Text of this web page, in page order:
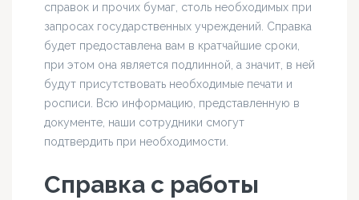
справок и прочих бумаг, столь необходимых при
запросах государственных учреждений. Справка
будет предоставлена вам в кратчайшие сроки,
при этом она является подлинной, а значит, в ней
будут присутствовать необходимые печати и
росписи. Всю информацию, представленную в
документе, наши сотрудники смогут
подтвердить при необходимости.
Справка с работы